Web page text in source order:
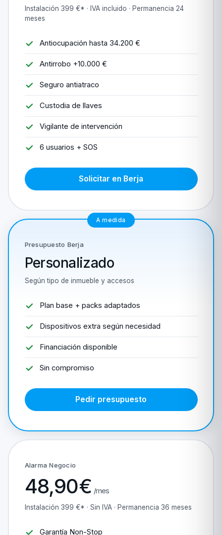
Instalación 399 €* · IVA incluido · Permanencia 24
meses
Antiocupación hasta 34.200 €
Antirrobo +10.000 €
Seguro antiatraco
Custodia de llaves
Vigilante de intervención
6 usuarios + SOS
Solicitar en Berja
A medida
Presupuesto Berja
Personalizado
Según tipo de inmueble y accesos
Plan base + packs adaptados
Dispositivos extra según necesidad
Financiación disponible
Sin compromiso
Pedir presupuesto
Alarma Negocio
48,90€ /mes
Instalación 399 €* · Sin IVA · Permanencia 36 meses
Garantía Non-Stop